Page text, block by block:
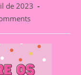
de 2023